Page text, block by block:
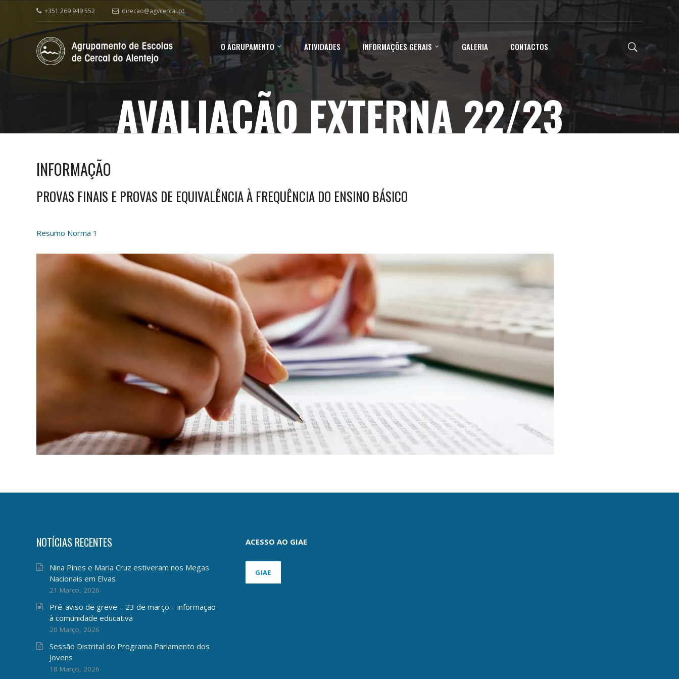
+351 269 949 552 direcao@agvcercal.pt
O AGRUPAMENTO ATIVIDADES INFORMAÇÕES GERAIS GALERIA CONTACTOS
AVALIAÇÃO EXTERNA 22/23
INFORMAÇÃO
PROVAS FINAIS E PROVAS DE EQUIVALÊNCIA À FREQUÊNCIA DO ENSINO BÁSICO
Resumo Norma 1
NOTÍCIAS RECENTES
Nina Pines e Maria Cruz estiveram nos Megas
Nacionais em Elvas
21 Março, 2026
Pré-aviso de greve – 23 de março – informação
à comunidade educativa
20 Março, 2026
Sessão Distrital do Programa Parlamento dos
Jovens
18 Março, 2026
ACESSO AO GIAE
GIAE